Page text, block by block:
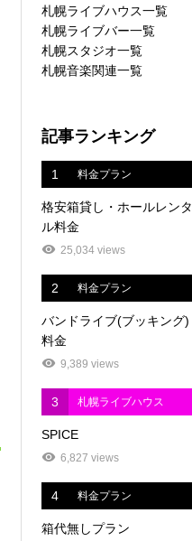
札幌ライブハウス一覧
札幌ライブバー一覧
札幌スタジオ一覧
札幌音楽関連一覧
記事ランキング
1 料金プラン
格安箱貸し・ホールレンタ
ル料金
25,034 views
2 料金プラン
バンドライブ(ブッキング)
料金
9,389 views
3 札幌ライブハウス
SPICE
6,827 views
4 料金プラン
箱代無しプラン